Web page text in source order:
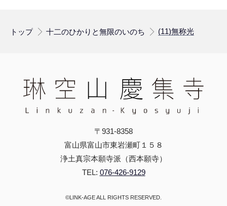
トップ 十二のひかりと無限のいのち (11)無称光
〒931-8358
富山県富山市東岩瀬町１５８
浄土真宗本願寺派（西本願寺）
TEL: 076-426-9129
©LINK-AGE ALL RIGHTS RESERVED.